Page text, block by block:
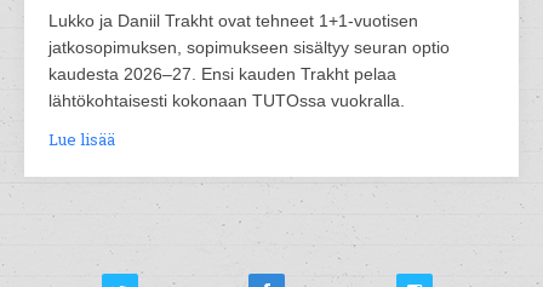
Lukko ja Daniil Trakht ovat tehneet 1+1-vuotisen
jatkosopimuksen, sopimukseen sisältyy seuran optio
kaudesta 2026–27. Ensi kauden Trakht pelaa
lähtökohtaisesti kokonaan TUTOssa vuokralla.
Lue lisää